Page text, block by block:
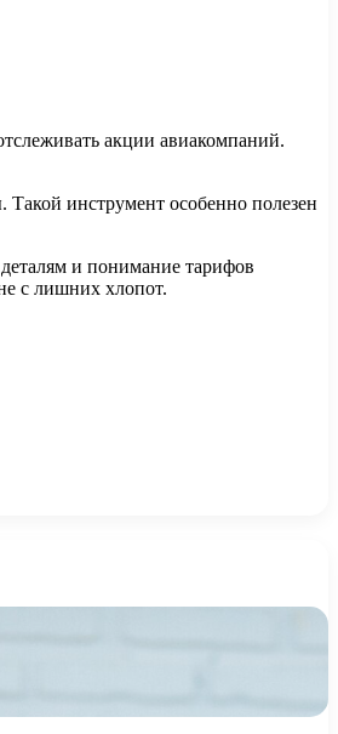
акции авиакомпаний.
инструмент особенно полезен
и понимание тарифов
с лишних хлопот.